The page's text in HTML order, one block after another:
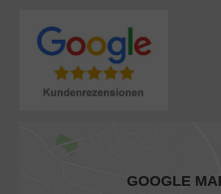
GOOGLE